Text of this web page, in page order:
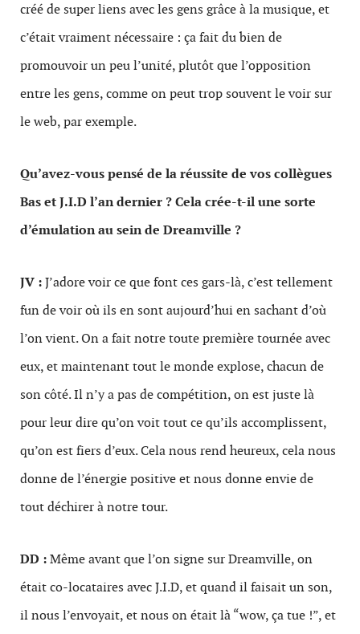
créé de super liens avec les gens grâce à la musique, et
c’était vraiment nécessaire : ça fait du bien de
promouvoir un peu l’unité, plutôt que l’opposition
entre les gens, comme on peut trop souvent le voir sur
le web, par exemple.
Qu’avez-vous pensé de la réussite de vos collègues
Bas et J.I.D l’an dernier ? Cela crée-t-il une sorte
d’émulation au sein de Dreamville ?
JV :J’adore voir ce que font ces gars-là, c’est tellement
fun de voir où ils en sont aujourd’hui en sachant d’où
l’on vient. On a fait notre toute première tournée avec
eux, et maintenant tout le monde explose, chacun de
son côté. Il n’y a pas de compétition, on est juste là
pour leur dire qu’on voit tout ce qu’ils accomplissent,
qu’on est fiers d’eux. Cela nous rend heureux, cela nous
donne de l’énergie positive et nous donne envie de
tout déchirer à notre tour.
DD :Même avant que l’on signe sur Dreamville, on
était co-locataires avec J.I.D, et quand il faisait un son,
il nous l’envoyait, et nous on était là “wow, ça tue !”, et